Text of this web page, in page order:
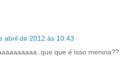
abril de 2012 às 10:43
que é isso menina??